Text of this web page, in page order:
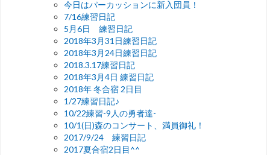
今日はパーカッションに新入団員！
7/16練習日記
5月6日 練習日記
2018年3月31日練習日記
2018年3月24日練習日記
2018.3.17練習日記
2018年3月4日 練習日記
2018年 冬合宿 2日目
1/27練習日記♪
10/22練習-9人の勇者達-
10/1(日)森のコンサート、満員御礼！
2017/9/24 練習日記
2017夏合宿2日目^^